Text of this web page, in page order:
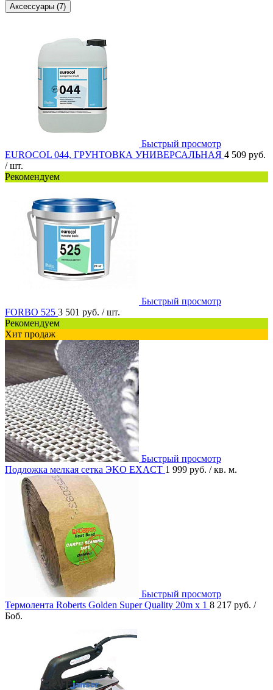
Аксессуары (7)
Быстрый просмотр
EUROCOL 044, ГРУНТОВКА УНИВЕРСАЛЬНАЯ 4 509 руб.
/ шт.
Рекомендуем
Быстрый просмотр
FORBO 525 3 501 руб. / шт.
Рекомендуем
Хит продаж
Быстрый просмотр
Подложка мелкая сетка ЭKO EXACT 1 999 руб. / кв. м.
Быстрый просмотр
Термолента Roberts Golden Super Quality 20m x 1 8 217 руб. /
Боб.